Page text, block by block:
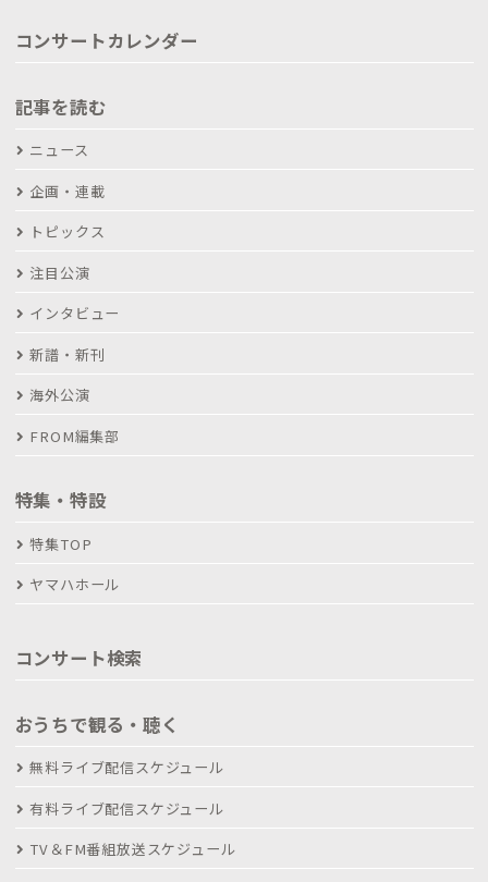
コンサートカレンダー
記事を読む
ニュース
企画・連載
トピックス
注目公演
インタビュー
新譜・新刊
海外公演
FROM編集部
特集・特設
特集TOP
ヤマハホール
コンサート検索
おうちで観る・聴く
無料ライブ配信スケジュール
有料ライブ配信スケジュール
TV＆FM番組放送スケジュール